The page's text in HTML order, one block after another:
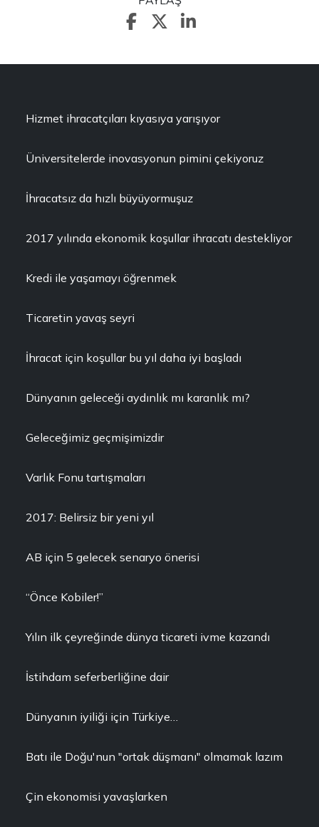
Hizmet ihracatçıları kıyasıya yarışıyor
Üniversitelerde inovasyonun pimini çekiyoruz
İhracatsız da hızlı büyüyormuşuz
2017 yılında ekonomik koşullar ihracatı destekliyor
Kredi ile yaşamayı öğrenmek
Ticaretin yavaş seyri
İhracat için koşullar bu yıl daha iyi başladı
Dünyanın geleceği aydınlık mı karanlık mı?
Geleceğimiz geçmişimizdir
Varlık Fonu tartışmaları
2017: Belirsiz bir yeni yıl
AB için 5 gelecek senaryo önerisi
“Önce Kobiler!”
Yılın ilk çeyreğinde dünya ticareti ivme kazandı
İstihdam seferberliğine dair
Dünyanın iyiliği için Türkiye…
Batı ile Doğu'nun "ortak düşmanı" olmamak lazım
Çin ekonomisi yavaşlarken